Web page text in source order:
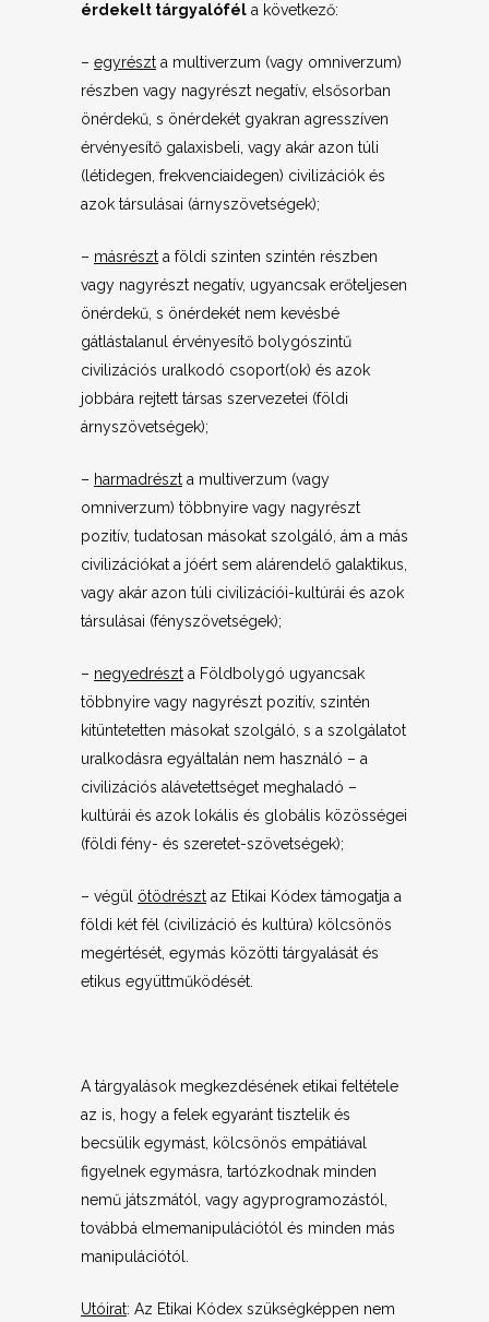
érdekelt tárgyalófél a következő:
– egyrészt a multiverzum (vagy omniverzum)
részben vagy nagyrészt negatív, elsősorban
önérdekű, s önérdekét gyakran agresszíven
érvényesítő galaxisbeli, vagy akár azon túli
(létidegen, frekvenciaidegen) civilizációk és
azok társulásai (árnyszövetségek);
– másrészt a földi szinten szintén részben
vagy nagyrészt negatív, ugyancsak erőteljesen
önérdekű, s önérdekét nem kevésbé
gátlástalanul érvényesítő bolygószintű
civilizációs uralkodó csoport(ok) és azok
jobbára rejtett társas szervezetei (földi
árnyszövetségek);
– harmadrészt a multiverzum (vagy
omniverzum) többnyire vagy nagyrészt
pozitív, tudatosan másokat szolgáló, ám a más
civilizációkat a jóért sem alárendelő galaktikus,
vagy akár azon túli civilizációi-kultúrái és azok
társulásai (fényszövetségek);
– negyedrészt a Földbolygó ugyancsak
többnyire vagy nagyrészt pozitív, szintén
kitüntetetten másokat szolgáló, s a szolgálatot
uralkodásra egyáltalán nem használó – a
civilizációs alávetettséget meghaladó –
kultúrái és azok lokális és globális közösségei
(földi fény- és szeretet-szövetségek);
– végül ötödrészt az Etikai Kódex támogatja a
földi két fél (civilizáció és kultúra) kölcsönös
megértését, egymás közötti tárgyalását és
etikus együttműködését.
A tárgyalások megkezdésének etikai feltétele
az is, hogy a felek egyaránt tisztelik és
becsülik egymást, kölcsönös empátiával
figyelnek egymásra, tartózkodnak minden
nemű játszmától, vagy agyprogramozástól,
továbbá elmemanipulációtól és minden más
manipulációtól.
Utóirat: Az Etikai Kódex szükségképpen nem